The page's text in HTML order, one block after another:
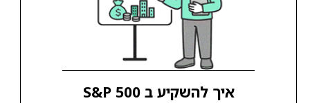
איך להשקיע ב S&P 500